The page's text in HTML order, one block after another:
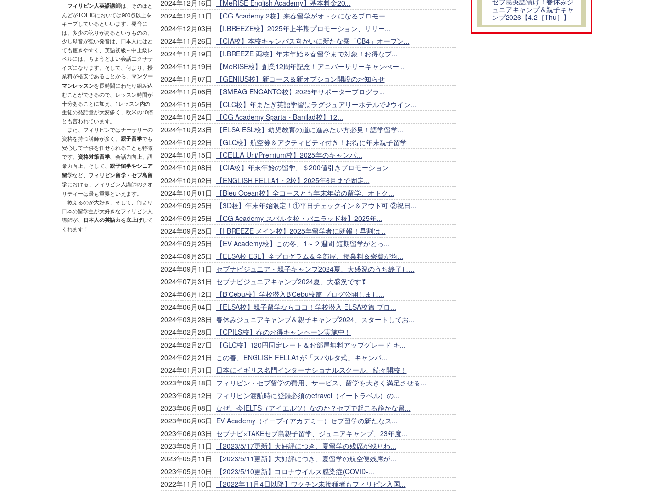
フィリピン人英語講師は、そのほと
んどがTOEICにおいては900点以上を
キープしているといいます。発音に
は、多少の訛りがあるというものの、
少し母音が強い発音は、日本人にはと
ても聴きやすく、英語初級～中上級レ
ベルには、ちょうどよい会話エクササ
イズになります。そして、何より、授
業料が格安であることから、 マンツー
マンレッスンを長時間にわたり組み込
むことができるので、レッスン時間が
十分あることに加え、1レッスン内の
生徒の発話量が大変多く、欧米の10倍
とも言われています。
また、フィリピンではナーサリーの
資格を持つ講師が多く、 親子留学でも
安心して子供を任せられることも特徴
です。 資格対策留学 、会話力向上、語
彙力向上、そして、 親子留学やシニア
留学など、 フィリピン留学・セブ島留
学における、フィリピン人講師のクオ
リティーは最も重要といえます。
教えるのが大好き、そして、何より
日本の留学生が大好きなフィリピン人
講師が、 日本人の英語力を底上げして
くれます！
2024年12月16日
【MeRISE English Academy】基本料金20...
2024年12月11日
【CG Academy 2校】来春留学がオトクになるプロモー...
2024年12月03日
【I.BREEZE校】2025年上半期プロモーション、リリー...
2024年11月26日
【CIA校】本校キャンパス向かいに新たな寮「CB4」オープン...
2024年11月19日
【I.BREEZE 両校】年末年始＆春留学まで対象！お得なプ...
2024年11月19日
【MeRISE校】創業12周年記念！アニバーサリーキャンぺー...
2024年11月07日
【GENIUS校】新コース＆新オプション開設のお知らせ
2024年11月06日
【SMEAG ENCANTO校】2025年サポータープログラ...
2024年11月05日
【CLC校】年またぎ英語学習はラグジュアリーホテルで♪ウイン...
2024年10月24日
【CG Academy Sparta・Banilad校】12...
2024年10月23日
【ELSA ESL校】幼児教育の道に進みたい方必見！語学留学...
2024年10月22日
【GLC校】航空券＆アクティビティ付き！お得に年末親子留学
2024年10月15日
【CELLA Uni/Premium校】2025年のキャンパ...
2024年10月08日
【CIA校】年末年始の留学、＄200値引きプロモーション
2024年10月02日
【ENGLISH FELLA1・2校】2025年6月まで固定...
2024年10月01日
【Bleu Ocean校】全コースとも年末年始の留学、オトク...
2024年09月25日
【3D校】年末年始限定！①平日チェックイン＆アウト可 ②祝日...
2024年09月25日
【CG Academy スパルタ校・バニラッド校】2025年...
2024年09月25日
【I BREEZE メイン校】2025年留学者に朗報！早割は...
2024年09月25日
【EV Academy校】この冬、1～２週間 短期留学がとっ...
2024年09月25日
【ELSA校 ESL】全プログラム＆全部屋、授業料＆寮費が均...
2024年09月11日 セブナビジュニア・親子キャンプ2024夏、大盛況のうち終了し...
2024年07月31日 セブナビジュニアキャンプ2024夏、大盛況です❣
2024年06月12日
【B’Cebu校】学校潜入B’Cebu校篇 ブログ公開しまし...
2024年06月04日
【ELSA校】親子留学ならココ！学校潜入 ELSA校篇 ブロ...
2024年03月28日 春休みジュニアキャンプ＆親子キャンプ2024、スタートしてお...
2024年02月28日
【CPILS校】春のお得キャンペーン実施中！
2024年02月27日
【GLC校】120円固定レート＆お部屋無料アップグレード キ...
2024年02月21日 この春、ENGLISH FELLA1が「スパルタ式」キャンパ...
2024年01月31日 日本にイギリス名門インターナショナルスクール、続々開校！
2023年09月18日 フィリピン・セブ留学の費用、サービス、留学を大きく満足させる...
2023年08月12日 フィリピン渡航時に登録必須のetravel（イートラベル）の...
2023年06月08日 なぜ、今IELTS（アイエルツ）なのか？セブで起こる静かな留...
2023年06月06日 EV Academy（イーブイアカデミー）セブ留学の新たなス...
2023年06月03日 セブナビ×TAKEセブ島親子留学、ジュニアキャンプ、23年度...
2023年05月11日
【2023/5/17更新】大好評につき、夏留学の残席が残りわ...
2023年05月11日
【2023/5/11更新】大好評につき、夏留学の航空便残席が...
2023年05月10日
【2023/5/10更新】コロナウイルス感染症(COVID-...
2022年11月10日
【2022年11月4日以降】ワクチン未接種者もフィリピン入国...
ュニアキャンプ＆親子キャ
ンプ2026【4.2［Thu］】